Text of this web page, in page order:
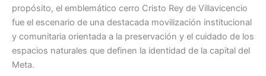
propósito, el emblemático cerro Cristo Rey de Villavicencio
fue el escenario de una destacada movilización institucional
y comunitaria orientada a la preservación y el cuidado de los
espacios naturales que definen la identidad de la capital del
Meta.